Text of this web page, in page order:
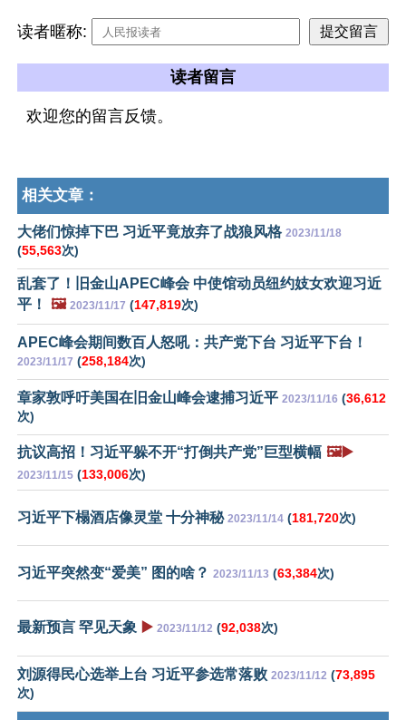
读者暱称:
读者留言
欢迎您的留言反馈。
相关文章：
大佬们惊掉下巴 习近平竟放弃了战狼风格 2023/11/18
(55,563次)
乱套了！旧金山APEC峰会 中使馆动员纽约妓女欢迎习近
平！
🖼️ 2023/11/17 (147,819次)
APEC峰会期间数百人怒吼：共产党下台 习近平下台！
2023/11/17 (258,184次)
章家敦呼吁美国在旧金山峰会逮捕习近平 2023/11/16 (36,612
次)
抗议高招！习近平躲不开“打倒共产党”巨型横幅 🖼️▶️
2023/11/15 (133,006次)
习近平下榻酒店像灵堂 十分神秘 2023/11/14 (181,720次)
习近平突然变“爱美” 图的啥？ 2023/11/13 (63,384次)
最新预言 罕见天象 ▶️ 2023/11/12 (92,038次)
刘源得民心选举上台 习近平参选常落败 2023/11/12 (73,895
次)